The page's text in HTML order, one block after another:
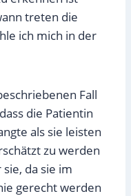
treten die
ich mich in der
Fall
die Patientin
als sie leisten
zu werden
da sie im
gerecht werden